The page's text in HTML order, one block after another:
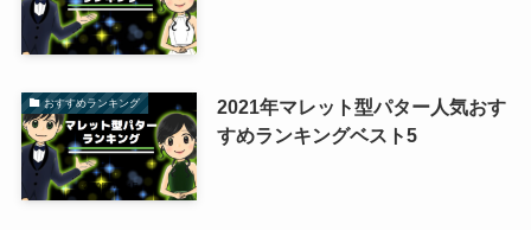
おすすめランキング
2021年マレット型パター人気おす
すめランキングベスト5